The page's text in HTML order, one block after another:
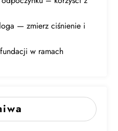
— zmierz ciśnienie i
w ramach